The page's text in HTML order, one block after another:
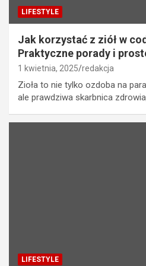
LIFESTYLE
Jak korzystać z ziół w
Praktyczne porady i
1 kwietnia, 2025 redakcja
Zioła to nie tylko ozdoba na
ale prawdziwa skarbnica
LIFESTYLE